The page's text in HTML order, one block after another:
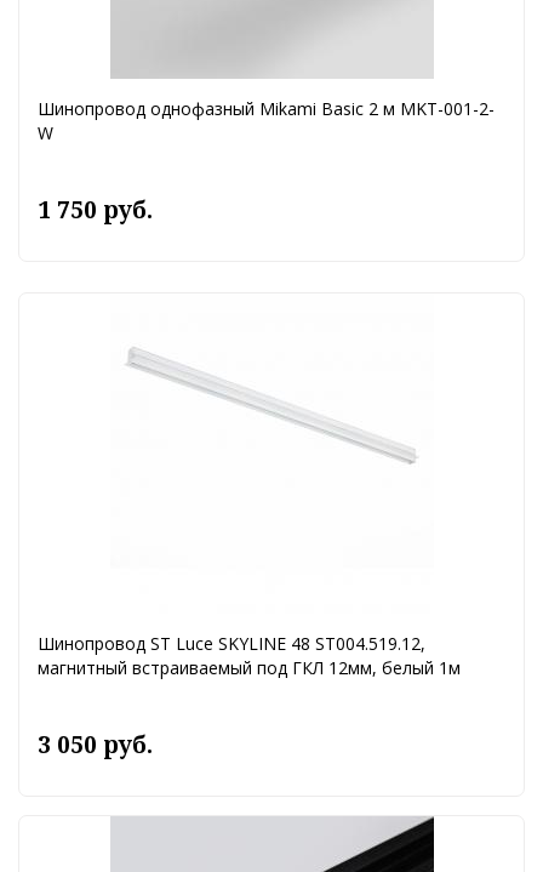
Шинопровод однофазный Mikami Basic 2 м MKT-001-2-
W
1 750 руб.
Шинопровод ST Luce SKYLINE 48 ST004.519.12,
магнитный встраиваемый под ГКЛ 12мм, белый 1м
3 050 руб.